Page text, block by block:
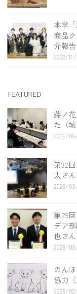
本学
商品
介報告
2022/
FEATURED
藤ノ
た（
2026/
第32
太さ
2026/
第25
デア
也さ
2026/
のん
協力
2026/